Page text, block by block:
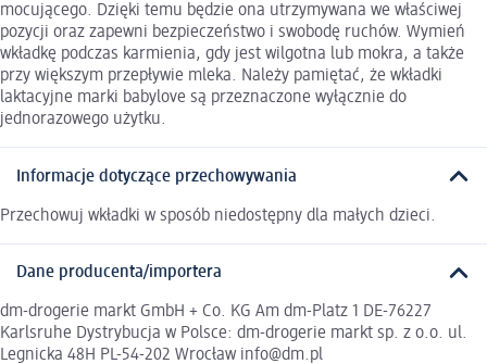
mocującego. Dzięki temu będzie ona utrzymywana we właściwej
pozycji oraz zapewni bezpieczeństwo i swobodę ruchów. Wymień
wkładkę podczas karmienia, gdy jest wilgotna lub mokra, a także
przy większym przepływie mleka. Należy pamiętać, że wkładki
laktacyjne marki babylove są przeznaczone wyłącznie do
jednorazowego użytku.
Informacje dotyczące przechowywania
Przechowuj wkładki w sposób niedostępny dla małych dzieci.
Dane producenta/importera
dm-drogerie markt GmbH + Co. KG Am dm-Platz 1 DE-76227
Karlsruhe Dystrybucja w Polsce: dm-drogerie markt sp. z o.o. ul.
Legnicka 48H PL-54-202 Wrocław info@dm.pl